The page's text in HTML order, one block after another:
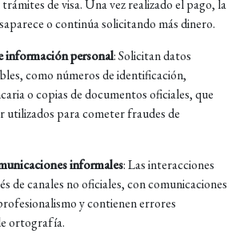
de visa. Una vez realizado el pago, la
o continúa solicitando más dinero.
información personal:Solicitan datos
como números de identificación,
o copias de documentos oficiales, que
utilizados para cometer fraudes de
informales:Las interacciones
de canales no oficiales, con comunicaciones
y contienen errores
ortografía.